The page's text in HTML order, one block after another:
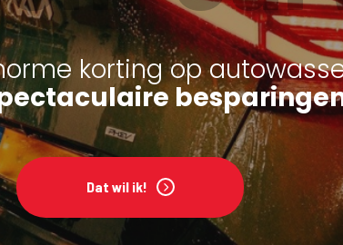
korting op
Dat wil ik!